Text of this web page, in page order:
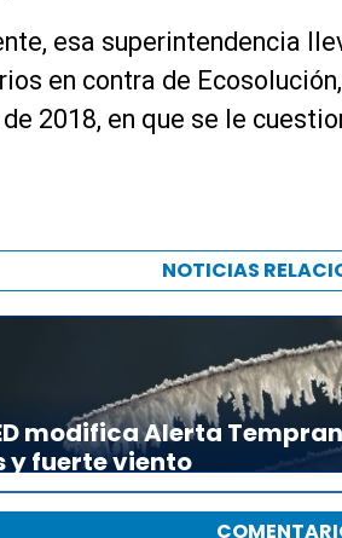
esa superintendencia
en contra de
2018, en que se le
NOTICIAS
modifica Alerta
y fuerte viento